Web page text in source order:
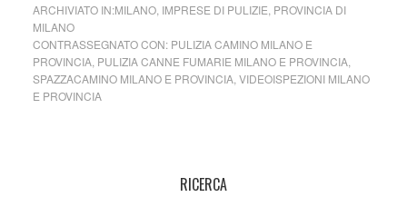
ARCHIVIATO IN:MILANO, IMPRESE DI PULIZIE PROVINCIA DI
MILANO
CONTRASSEGNATO CON: PULIZIA CAMINO MILANO E
PROVINCIA, PULIZIA CANNE FUMARIE MILANO E PROVINCIA,
SPAZZACAMINO MILANO E PROVINCIA, VIDEOISPEZIONI MILANO
E PROVINCIA
RICERCA